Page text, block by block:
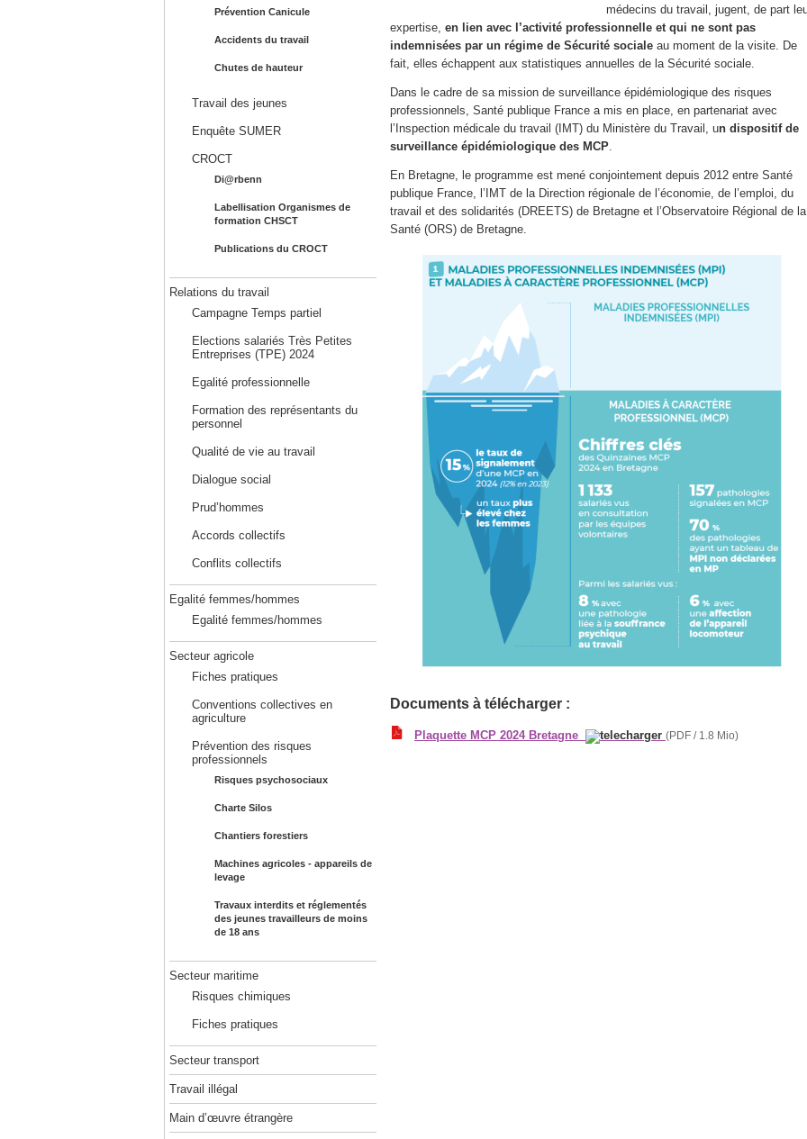
Prévention Canicule
Accidents du travail
Chutes de hauteur
Travail des jeunes
Enquête SUMER
CROCT
Di@rbenn
Labellisation Organismes de
formation CHSCT
Publications du CROCT
Relations du travail
Campagne Temps partiel
Elections salariés Très Petites
Entreprises (TPE) 2024
Egalité professionnelle
Formation des représentants du
personnel
Qualité de vie au travail
Dialogue social
Prud’hommes
Accords collectifs
Conflits collectifs
Egalité femmes/hommes
Egalité femmes/hommes
Secteur agricole
Fiches pratiques
Conventions collectives en
agriculture
Prévention des risques
professionnels
Risques psychosociaux
Charte Silos
Chantiers forestiers
Machines agricoles - appareils de
levage
Travaux interdits et réglementés
des jeunes travailleurs de moins
de 18 ans
Secteur maritime
Risques chimiques
Fiches pratiques
Secteur transport
Travail illégal
Main d’œuvre étrangère
médecins du travail, jugent, de part
expertise, en lien avec l’activité professionnelle et qui ne sont pas
indemnisées par un régime de Sécurité sociale au moment de la visite. De
fait, elles échappent aux statistiques annuelles de la Sécurité sociale.
Dans le cadre de sa mission de surveillance épidémiologique des risques
professionnels, Santé publique France a mis en place, en partenariat avec
l’Inspection médicale du travail (IMT) du Ministère du Travail, un dispositif de
surveillance épidémiologique des MCP.
En Bretagne, le programme est mené conjointement depuis 2012 entre Santé
publique France, l’IMT de la Direction régionale de l’économie, de l’emploi, du
travail et des solidarités (DREETS) de Bretagne et l’Observatoire Régional de la
Santé (ORS) de Bretagne.
Documents à télécharger :
Plaquette MCP 2024 Bretagne (PDF / 1.8 Mio)